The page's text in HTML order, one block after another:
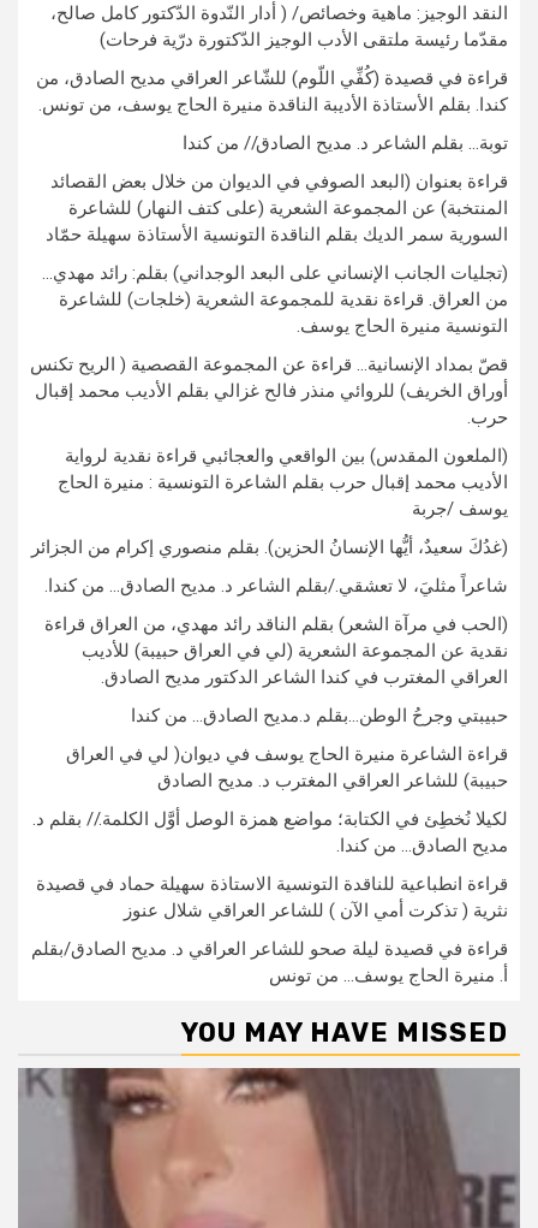
النقد الوجيز: ماهية وخصائص/ ( أدار النّدوة الدّكتور كامل صالح،
مقدّما رئيسة ملتقى الأدب الوجيز الدّكتورة درّية فرحات)
قراءة في قصيدة (كُفِّي اللّوم) للشّاعر العراقي مديح الصادق، من
كندا. بقلم الأستاذة الأديبة الناقدة منيرة الحاج يوسف، من تونس.
توبة… بقلم الشاعر د. مديح الصادق// من كندا
قراءة بعنوان (البعد الصوفي في الديوان من خلال بعض القصائد
المنتخبة) عن المجموعة الشعرية (على كتف النهار) للشاعرة
السورية سمر الديك بقلم الناقدة التونسية الأستاذة سهيلة حمّاد
(تجليات الجانب الإنساني على البعد الوجداني) بقلم: رائد مهدي…
من العراق. قراءة نقدية للمجموعة الشعرية (خلجات) للشاعرة
التونسية منيرة الحاج يوسف.
قصّ بمداد الإنسانية… قراءة عن المجموعة القصصية ( الريح تكنس
أوراق الخريف) للروائي منذر فالح غزالي بقلم الأديب محمد إقبال
حرب.
(الملعون المقدس) بين الواقعي والعجائبي قراءة نقدية لرواية
الأديب محمد إقبال حرب بقلم الشاعرة التونسية : منيرة الحاج
يوسف /جربة
(غدُكَ سعيدٌ، أيُّها الإنسانُ الحزين). بقلم منصوري إكرام من الجزائر
شاعراً مثليَ، لا تعشقي./بقلم الشاعر د. مديح الصادق… من كندا.
(الحب في مرآة الشعر) بقلم الناقد رائد مهدي، من العراق قراءة
نقدية عن المجموعة الشعرية (لي في العراق حبيبة) للأديب
العراقي المغترب في كندا الشاعر الدكتور مديح الصادق.
حبيبتي وجرحُ الوطن…بقلم د.مديح الصادق… من كندا
قراءة الشاعرة منيرة الحاج يوسف في ديوان( لي في العراق
حبيبة) للشاعر العراقي المغترب د. مديح الصادق
لكيلا نُخطِئ في الكتابة؛ مواضع همزة الوصل أوَّل الكلمة.// بقلم د.
مديح الصادق… من كندا.
قراءة انطباعية للناقدة التونسية الاستاذة سهيلة حماد في قصيدة
نثرية ( تذكرت أمي الآن ) للشاعر العراقي شلال عنوز
قراءة في قصيدة ليلة صحو للشاعر العراقي د. مديح الصادق/بقلم
أ. منيرة الحاج يوسف… من تونس
YOU MAY HAVE MISSED